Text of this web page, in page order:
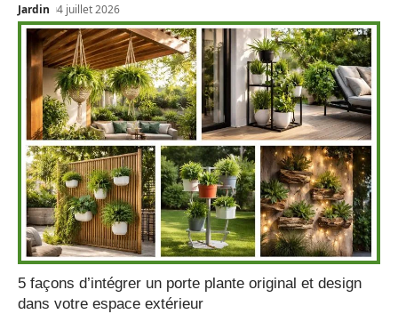
Jardin 4 juillet 2026
5 façons d’intégrer un porte plante original et design
dans votre espace extérieur